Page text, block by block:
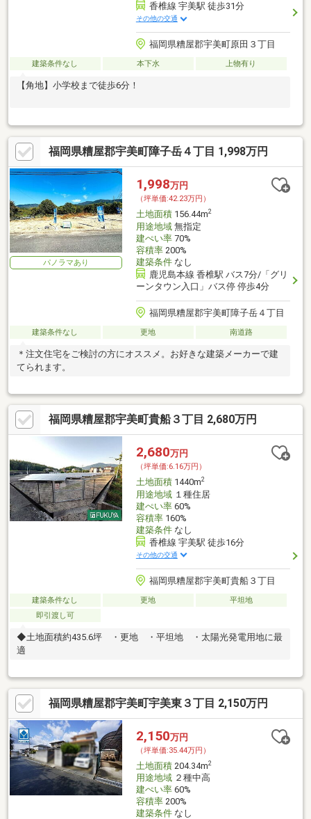
香椎線 宇美駅 徒歩31分
その他の交通
福岡県糟屋郡宇美町原田３丁目
建築条件なし 本下水 上物有り
【角地】小学校まで徒歩6分！
福岡県糟屋郡宇美町障子岳４丁目 1,998万円
パノラマあり
1,998万円
（坪単価:42.23万円）
土地面積156.44m2
用途地域無指定
建ぺい率70%
容積率200%
建築条件なし
鹿児島本線 香椎駅 バス7分/「グリ
ーンタウン入口」バス停 停歩4分
福岡県糟屋郡宇美町障子岳４丁目
建築条件なし 更地 南道路
＊注文住宅をご検討の方にオススメ。お好きな建築メーカーで建
てられます。
福岡県糟屋郡宇美町貴船３丁目 2,680万円
2,680万円
（坪単価:6.16万円）
土地面積1440m2
用途地域１種住居
建ぺい率60%
容積率160%
建築条件なし
香椎線 宇美駅 徒歩16分
その他の交通
福岡県糟屋郡宇美町貴船３丁目
建築条件なし 更地
平坦地
即引渡し可
◆土地面積約435.6坪 ・更地 ・平坦地 ・太陽光発電用地に最
適
福岡県糟屋郡宇美町宇美東３丁目 2,150万円
2,150万円
（坪単価:35.44万円）
土地面積204.34m2
用途地域２種中高
建ぺい率60%
容積率200%
建築条件なし